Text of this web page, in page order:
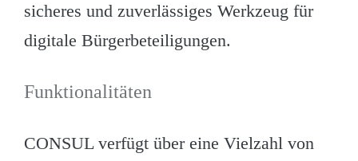
sicheres und zuverlässiges Werkzeug für
digitale Bürgerbeteiligungen.
Funktionalitäten
CONSUL verfügt über eine Vielzahl von